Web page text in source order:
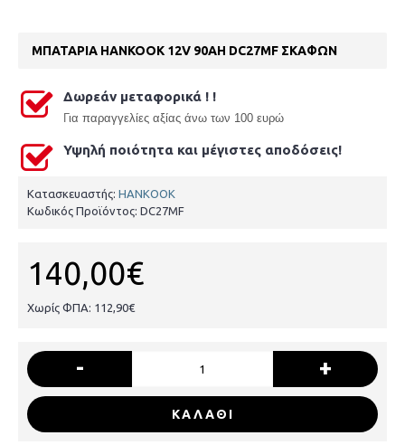
ΜΠΑΤΑΡΙΑ HANKOOK 12V 90AH DC27MF ΣΚΑΦΩΝ
Δωρεάν μεταφορικά ! !
Για παραγγελίες αξίας άνω των 100 ευρώ
Υψηλή ποιότητα και μέγιστες αποδόσεις!
Κατασκευαστής: HANKOOK
Κωδικός Προϊόντος: DC27MF
140,00€
Χωρίς ΦΠΑ: 112,90€
- +
ΚΑΛΑΘΙ